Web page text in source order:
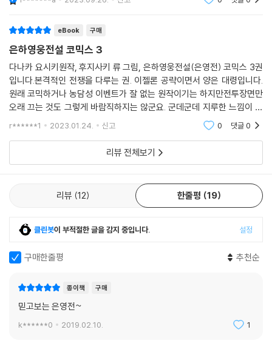
을의 향연을 맡으며
eBook 구매
은하영웅전설 코믹스 3
다나카 요시키원작, 후지사키 류 그림, 은하영웅전설(은영전) 코믹스 3권
입니다.본격적인 전쟁을 다루는 권. 이젤론 공략이면서 양은 대령입니다.
원래 코믹하거나 농담성 이벤트가 잘 없는 원작이기는 하지만전투장면만
오래 끄는 것도 그렇게 바람직하지는 않군요. 군데군데 지루한 느낌이 듭
니다.하지만 그런 인상을 받을 정도로 꽤 자세하게 설명해주고 있어요. 그
r******1 2023.01.24. 신고 0 댓글0
리뷰 전체보기
리뷰 12 한줄평 19
클린봇이 부적절한 글을 감지 중입니다. 설정
구매한줄평 추천순
종이책 구매
믿고보는 은영전~
k******0 2019.02.10. 1